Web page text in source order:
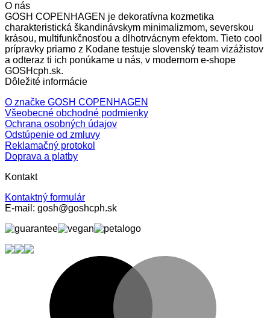
O nás
GOSH COPENHAGEN je dekoratívna kozmetika
charakteristická škandinávskym minimalizmom, severskou
krásou, multifunkčnosťou a dlhotrvácnym efektom. Tieto cool
prípravky priamo z Kodane testuje slovenský team vizážistov
a odteraz ti ich ponúkame u nás, v modernom e-shope
GOSHcph.sk.
Dôležité informácie
O značke GOSH COPENHAGEN
Všeobecné obchodné podmienky
Ochrana osobných údajov
Odstúpenie od zmluvy
Reklamačný protokol
Doprava a platby
Kontakt
Kontaktný formulár
E-mail: gosh@goshcph.sk